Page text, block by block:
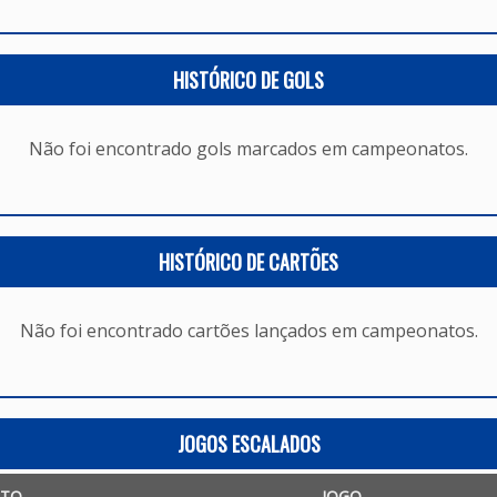
HISTÓRICO DE GOLS
Não foi encontrado gols marcados em campeonatos.
HISTÓRICO DE CARTÕES
Não foi encontrado cartões lançados em campeonatos.
JOGOS ESCALADOS